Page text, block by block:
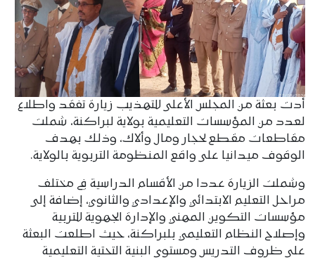
أدت بعثة من المجلس الأعلى للتهذيب زيارة تفقد واطلاع
لعدد من المؤسسات التعليمية بولاية لبراكنة، شملت
مقاطعات مقطع لحجار ومال وألاك، وذلك بهدف
الوقوف ميدانيا على واقع المنظومة التربوية بالولاية.
وشملت الزيارة عددا من الأقسام الدراسية في مختلف
مراحل التعليم الابتدائي والإعدادي والثانوي، إضافة إلى
مؤسسات التكوين المهني والإدارة الجهوية للتربية
وإصلاح النظام التعليمي بلبراكنة، حيث اطلعت البعثة
على ظروف التدريس ومستوى البنية التحتية التعليمية